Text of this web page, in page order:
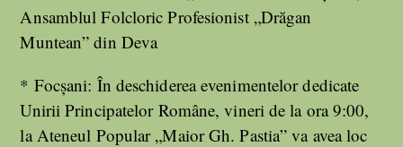
Ansamblul Folcloric Profesionist „Drăgan
Muntean” din Deva
* Focșani: În deschiderea evenimentelor dedicate
Unirii Principatelor Române, vineri de la ora 9:00,
la Ateneul Popular „Maior Gh. Pastia” va avea loc